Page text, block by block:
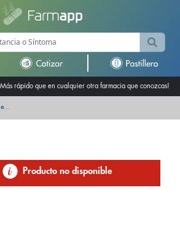
rápido que en cualquier otra farmacia que conozcas!
Producto no disponible